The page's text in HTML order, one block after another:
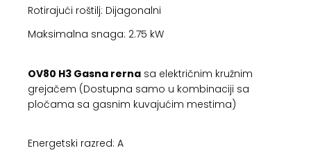
Rotirajući roštilj: Dijagonalni
Maksimalna snaga: 2.75 kW
OV80 H3 Gasna rerna sa električnim kružnim
grejačem (Dostupna samo u kombinaciji sa
pločama sa gasnim kuvajućim mestima)
Energetski razred: A